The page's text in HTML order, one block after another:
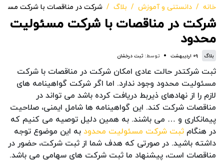
خانه دانستنی و آموزش بلاگ شرکت در مناقصات با شرکت
شرکت در مناقصات با شرکت مسئولیت
محدود
بلاگ ۰۹ اردیبهشت توسط: ثبت درخشان
ثبت شرکتدر حالت عادی امکان شرکت در مناقصات با شرکت
مسئولیت محدود وجود ندارد. اما اگر شرکت گواهینامه های
لازم را از نهادهای ذیربط دریافت کرده باشد می تواند در
مناقصات شرکت کند. این گواهینامه ها شامل ایمنی، صلاحیت
پیمانکاری و … می باشند. به همین دلیل توصیه می کنیم که
در هنگام ثبت شرکت مسئولیت محدودبه این موضوع توجه
داشته باشید. در صورتی که هدف شما از ثبت شرکت، حضور در
مناقصات است، پیشنهاد ما ثبت شرکت های سهامی می باشد.